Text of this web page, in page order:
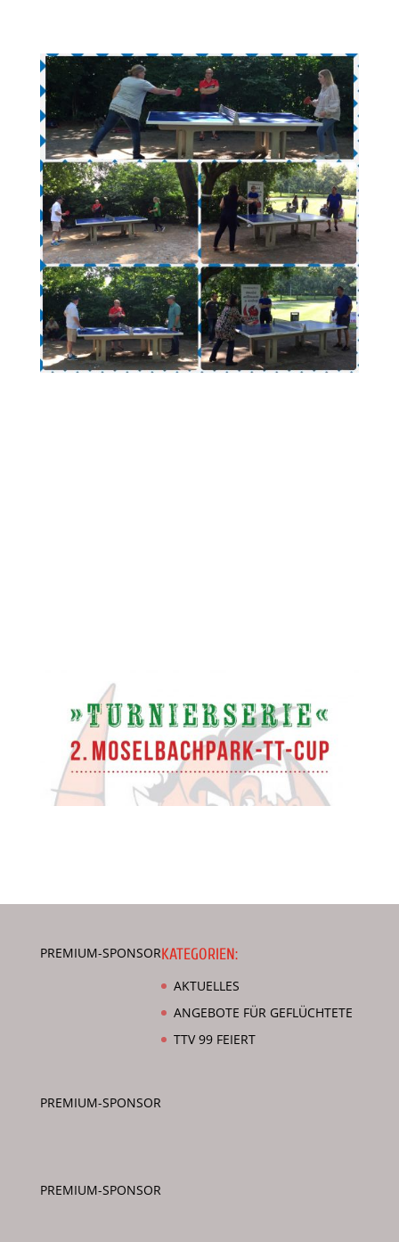
PREMIUM-SPONSORKATEGORIEN:
AKTUELLES
ANGEBOTE FÜR GEFLÜCHTETE
TTV 99 FEIERT
PREMIUM-SPONSOR
PREMIUM-SPONSOR